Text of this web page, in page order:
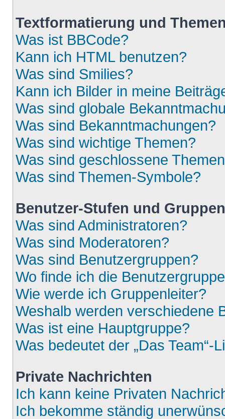
Textformatierung und
Was ist BBCode?
Kann ich HTML benutzen?
Was sind Smilies?
Kann ich Bilder in meine
Was sind globale
Was sind Bekanntmachungen?
Was sind wichtige Themen?
Was sind geschlossene
Was sind Themen-Symbole?
Benutzer-Stufen und Gruppen
Was sind Administratoren?
Was sind Moderatoren?
Was sind Benutzergruppen?
Wo finde ich die
Wie werde ich Gruppenleiter?
Weshalb werden verschiedene
Was ist eine Hauptgruppe?
Was bedeutet der „Das Team“-
Private Nachrichten
Ich kann keine Privaten
Ich bekomme ständig